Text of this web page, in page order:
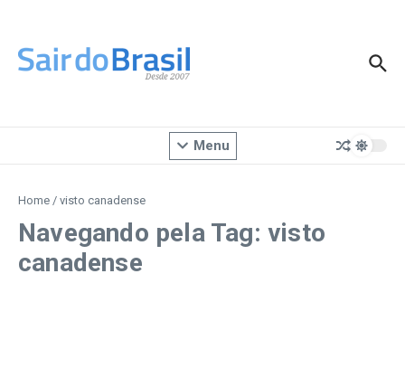
Menu
Home / visto canadense
Navegando pela Tag: visto
canadense